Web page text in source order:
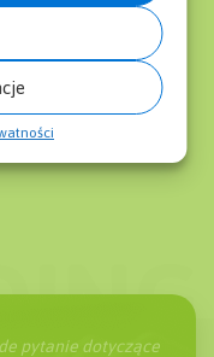
pytanie dotyczące